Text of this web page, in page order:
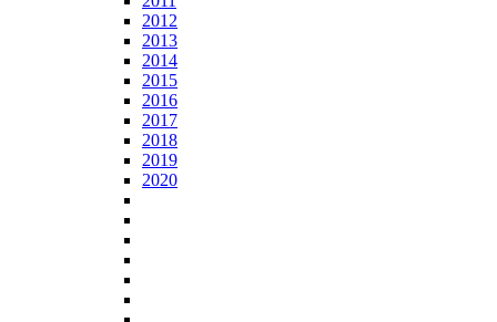
2012
2013
2014
2015
2016
2017
2018
2019
2020